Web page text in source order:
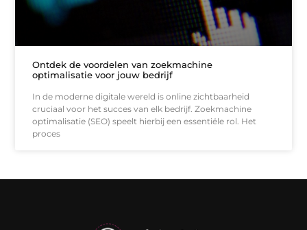
Ontdek de voordelen van zoekmachine
optimalisatie voor jouw bedrijf
In de moderne digitale wereld is online zichtbaarheid
cruciaal voor het succes van elk bedrijf. Zoekmachine
optimalisatie (SEO) speelt hierbij een essentiële rol. Het
proces